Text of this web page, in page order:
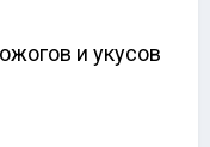
и укусов